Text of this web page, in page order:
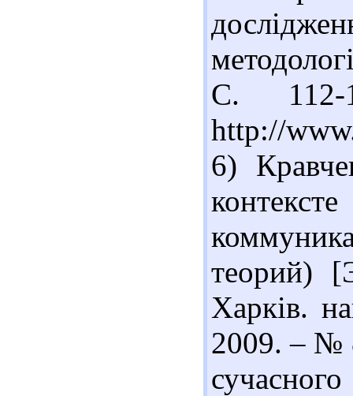
С. 112-
http://
6)
теорий)
Харкiв.
2009. – №